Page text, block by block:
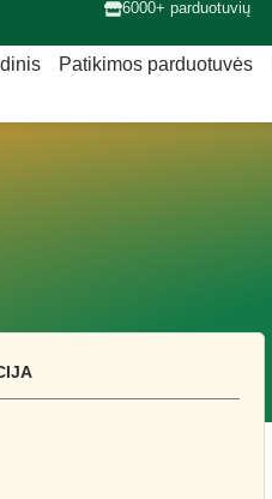
6000+ parduotuvių
Patikimos parduotuvės